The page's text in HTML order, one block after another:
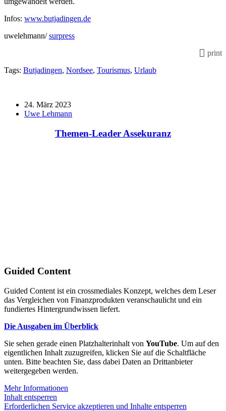
Infos: www.butjadingen.de
uwelehmann/surpress
print
Tags: Butjadingen, Nordsee, Tourismus, Urlaub
24. März 2023
Uwe Lehmann
Themen-Leader Assekuranz
Guided Content
Guided Content ist ein crossmediales Konzept, welches dem Leser
das Vergleichen von Finanzprodukten veranschaulicht und ein
fundiertes Hintergrundwissen liefert.
Die Ausgaben im Überblick
Sie sehen gerade einen Platzhalterinhalt von YouTube. Um auf den
eigentlichen Inhalt zuzugreifen, klicken Sie auf die Schaltfläche
unten. Bitte beachten Sie, dass dabei Daten an Drittanbieter
weitergegeben werden.
Mehr Informationen
Inhalt entsperren
Erforderlichen Service akzeptieren und Inhalte entsperren